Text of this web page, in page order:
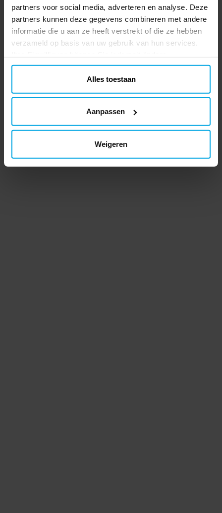
partners voor social media, adverteren en analyse. Deze
partners kunnen deze gegevens combineren met andere
informatie die u aan ze heeft verstrekt of die ze hebben
verzameld op basis van uw gebruik van hun services.
Alles toestaan
Aanpassen
Weigeren